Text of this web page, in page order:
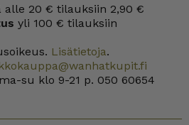
alle 20 € tilauksiin 2,90 €
yli 100 € tilauksiin
Lisätietoja.
su klo 9-21 p. 050 60654